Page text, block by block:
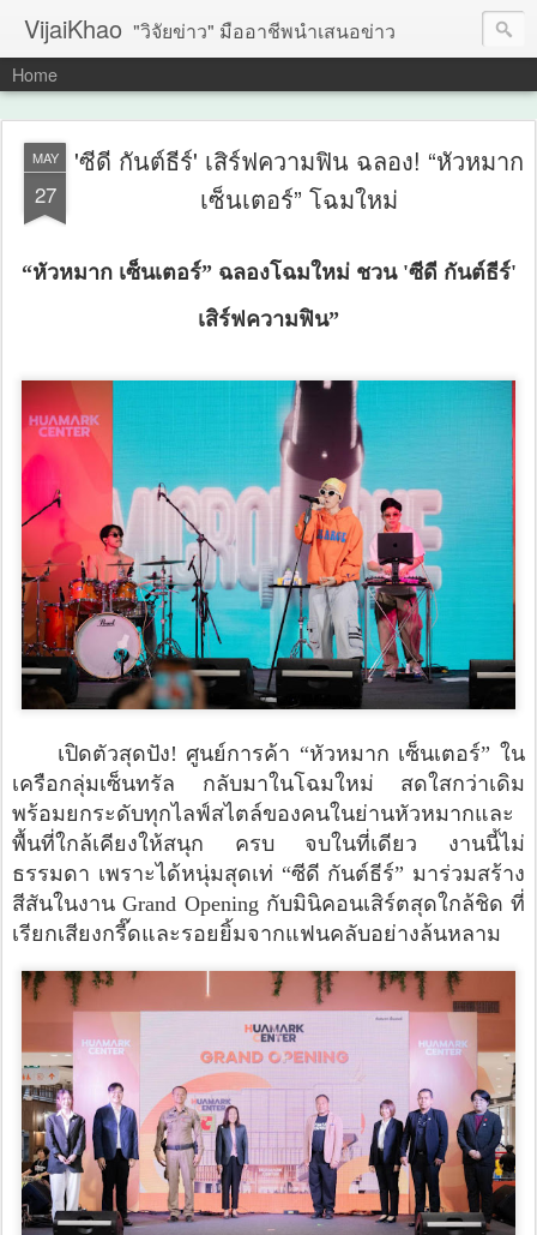
VijaiKhao "วิจัยข่าว" มืออาชีพนำเสนอข่าว
Home
MAY
27
'ซีดี กันต์ธีร์' เสิร์ฟความฟิน ฉลอง! “หัวหมาก
เซ็นเตอร์” โฉมใหม่
“หัวหมาก เซ็นเตอร์” ฉลองโฉมใหม่ ชวน 'ซีดี กันต์ธีร์'
เสิร์ฟความฟิน”
เปิดตัวสุดปัง! ศูนย์การค้า “หัวหมาก เซ็นเตอร์” ใน
เครือกลุ่มเซ็นทรัล กลับมาในโฉมใหม่ สดใสกว่าเดิม
พร้อมยกระดับทุกไลฟ์สไตล์ของคนในย่านหัวหมากและ
พื้นที่ใกล้เคียงให้สนุก ครบ จบในที่เดียว งานนี้ไม่
ธรรมดา เพราะได้หนุ่มสุดเท่ “ซีดี กันต์ธีร์” มาร่วมสร้าง
สีสันในงาน Grand Opening กับมินิคอนเสิร์ตสุดใกล้ชิด ที่
เรียกเสียงกรี๊ดและรอยยิ้มจากแฟนคลับอย่างล้นหลาม